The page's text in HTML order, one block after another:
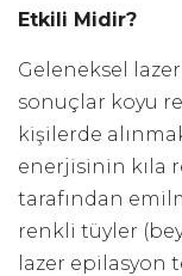
Etkili Midir?
Geleneksel
sonuçlar koyu
kişilerde
enerjisinin kıla
tarafından
renkli tüyler
lazer epilasyon